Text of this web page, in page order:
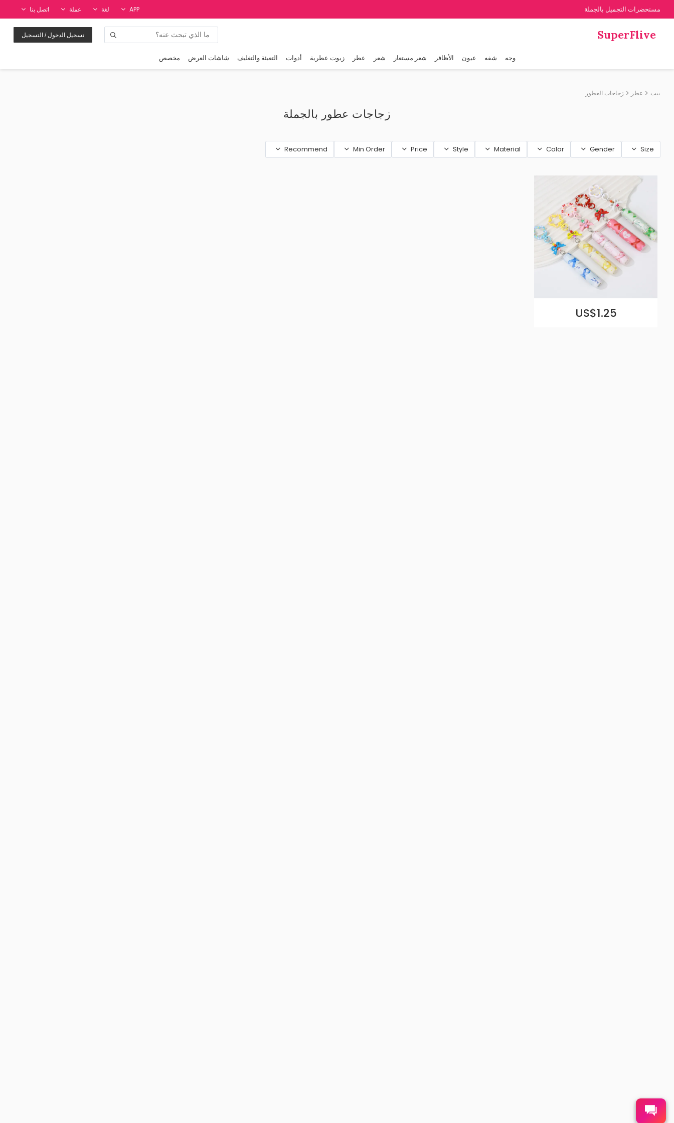
مستحضرات التجميل بالجملة APP لغة عملة اتصل بنا
SuperFlive تسجيل الدخول / التسجيل
وجه شفه عيون الأظافر شعر مستعار شعر عطر زيوت عطرية أدوات التعبئة والتغليف شاشات العرض مخصص
بيت عطر زجاجات العطور
زجاجات عطور بالجملة
Size
Gender
Color
Material
Style
Price
Min Order
Recommend
US$1.25